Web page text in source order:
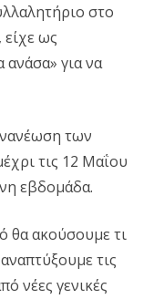
στο
ως
ανάσα» για να
των
τις 12 Μαΐου
εβδομάδα.
θα ακούσουμε τι
τις
νέες γενικές